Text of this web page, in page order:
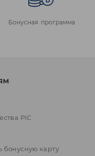
Бонусная программа
PIC
бонусную карту